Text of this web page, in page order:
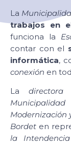
La
trabajos en
funciona la
contar con el
informática,
conexión en
La
Modernización
Bordet en
la